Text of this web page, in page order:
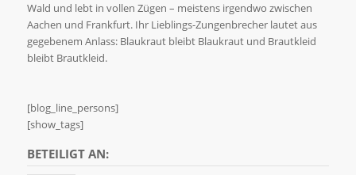
Wald und lebt in vollen Zügen – meistens irgendwo zwischen
Aachen und Frankfurt. Ihr Lieblings-Zungenbrecher lautet aus
gegebenem Anlass: Blaukraut bleibt Blaukraut und Brautkleid
bleibt Brautkleid.
[blog_line_persons]
[show_tags]
BETEILIGT AN: